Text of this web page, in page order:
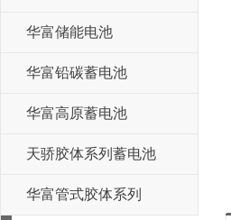
华富储能电池
华富铅碳蓄电池
华富高原蓄电池
天骄胶体系列蓄电池
华富管式胶体系列